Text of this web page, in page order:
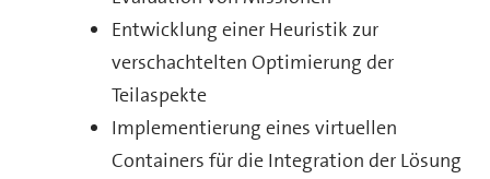
Entwicklung einer Heuristik zur
verschachtelten Optimierung der
Teilaspekte
Implementierung eines virtuellen
Containers für die Integration der Lösung